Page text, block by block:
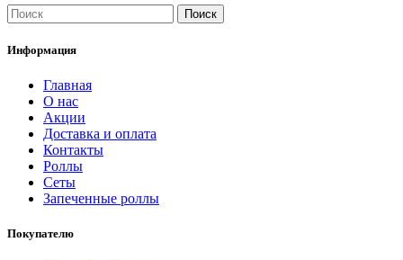
Поиск
Информация
Главная
О нас
Акции
Доставка и оплата
Контакты
Роллы
Сеты
Запеченные роллы
Покупателю